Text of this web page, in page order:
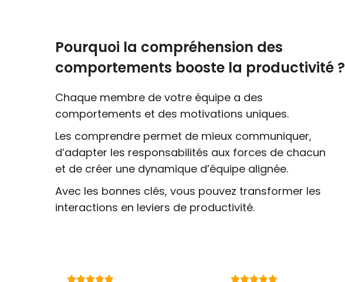
Pourquoi la compréhension des
comportements booste la productivité ?
Chaque membre de votre équipe a des
comportements et des motivations uniques.
Les comprendre permet de mieux communiquer,
d’adapter les responsabilités aux forces de chacun
et de créer une dynamique d’équipe alignée.
Avec les bonnes clés, vous pouvez transformer les
interactions en leviers de productivité.